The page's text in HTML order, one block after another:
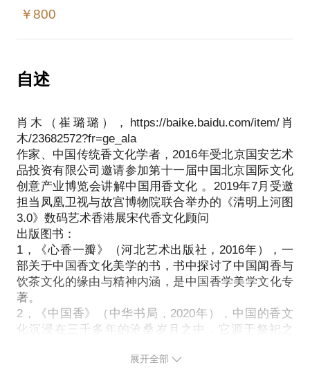
难探究清楚，所以怎么能让人不着迷呢。
林旧事》一书中说到“禁中纳凉”：“……纱橱后先皆悬
习惯，制作香珠的材料是伽兰木和龙涎香等名贵香
料，以此祛暑。还说这环境如同仙境一般，真是奢
（“三生修得伽南缘”，带您一同品鉴海南伽南、越南
￥800
自述
肖木（崔璐璐），https://baike.baidu.com/item/肖
木/23682572?fr=ge_ala
作家、中国传统香文化学者，2016年受北京国安艺术
品投资有限公司邀请参加第十一届中国北京国际文化
创意产业博览会讲解中国用香文化 。2019年7月受邀
担当凤凰卫视与故宫博物院联合举办的《清明上河图
3.0》数码艺术香港展宋代香文化顾问
出版图书：
1，《心香一瓣》（河北艺术出版社，2016年），一
部关于中国香文化美学的书，书中探讨了中国闻香与
饮茶文化的缘由与精神内涵，是中国香学美学文化专
著。
2，《中国香》（中华书局，2020年），中国的香文
化沉浸在三千多年的沧桑岁月之中，它源于祭祀之
人的生活中处处都有香的身影。香之为物，不仅仅是
展开全部